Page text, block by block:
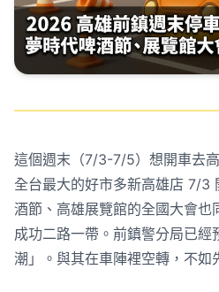
這個週末（7/3-7/5）想開車去
全台最大的好市多新高雄店 7/3
酒節、高雄展覽館的全國大會也
成功二路一帶。前鎮警分局已
潮」。與其在車陣裡空轉，不如